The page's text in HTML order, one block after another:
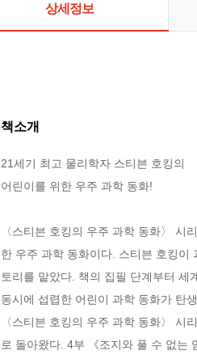
상세정보
책소개
21세기 최고 물리학자 스티븐 호킹의
어린이를 위한 우주 과학 동화!
〈스티븐 호킹의 우주 과학 동화〉
한 우주 과학 동화이다. 스티븐 호킹이
토리를 맡았다. 책의 집필 단계부터 세
동시에 섭렵한 어린이 과학 동화가 탄
〈스티븐 호킹의 우주 과학 동화〉
로 돌아왔다. 4부 《조지와 풀 수 없는